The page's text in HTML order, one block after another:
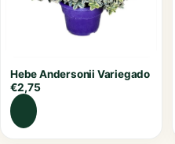
Hebe Andersonii Variegado
€2,75